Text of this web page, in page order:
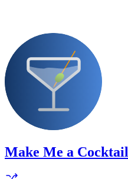
Make Me a Cocktail